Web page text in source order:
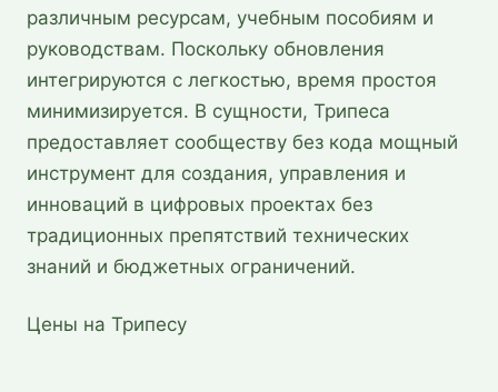
различным ресурсам, учебным пособиям и
руководствам. Поскольку обновления
интегрируются с легкостью, время простоя
минимизируется. В сущности, Трипеса
предоставляет сообществу без кода мощный
инструмент для создания, управления и
инноваций в цифровых проектах без
традиционных препятствий технических
знаний и бюджетных ограничений.
Цены на Трипесу